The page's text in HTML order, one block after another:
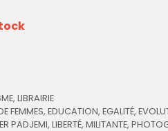
,LIBRAIRIE
FEMMES,EDUCATION,EGALITÉ,
PADJEMI,LIBERTÉ,MILITANTE,